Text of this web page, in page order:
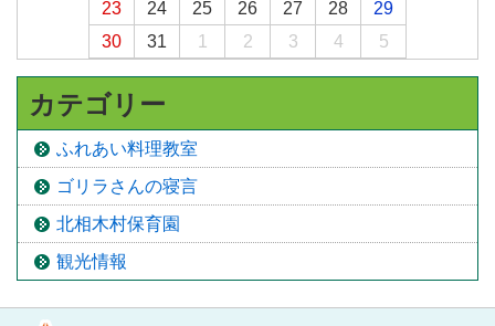
23
24 25 26 27 28
29
30
31 1 2 3 4 5
カテゴリー
ふれあい料理教室
ゴリラさんの寝言
北相木村保育園
観光情報